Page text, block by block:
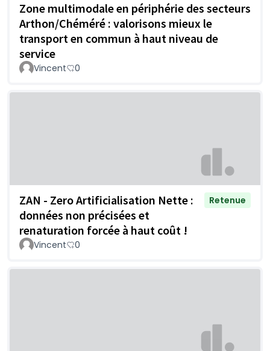
Zone multimodale en périphérie des secteurs
Arthon/Chéméré : valorisons mieux le
transport en commun à haut niveau de
service
Vincent 0
ZAN - Zero Artificialisation Nette :
données non précisées et
renaturation forcée à haut coût !
Retenue
Vincent 0